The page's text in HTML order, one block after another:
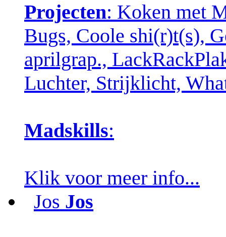
Projecten: Koken met
Bugs, Coole shi(r)t(s),
aprilgrap.,
Luchter, Strijklicht,
Madskills:
Klik voor meer info...
Jos Jos